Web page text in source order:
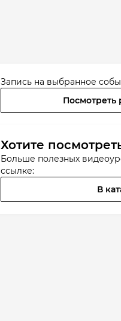
Запись на выбранное
Посмотреть
Хотите
Больше полезных
ссылке:
В